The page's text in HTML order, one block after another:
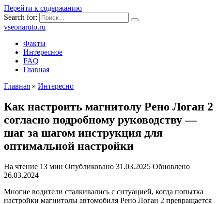
Перейти к содержанию
Search for:
vseonaruto.ru
Факты
Интересное
FAQ
Главная
Главная » Интересно
Как настроить магнитолу Рено Логан 2
согласно подробному руководству —
шаг за шагом инструкция для
оптимальной настройки
На чтение 13 мин Опубликовано 31.03.2025 Обновлено
26.03.2024
Многие водители сталкивались с ситуацией, когда попытка
настройки магнитолы автомобиля Рено Логан 2 превращается